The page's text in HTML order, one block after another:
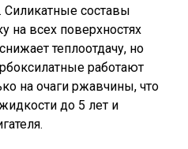
составы
на всех поверхностях
теплоотдачу, но
работают
на очаги ржавчины, что
до 5 лет и